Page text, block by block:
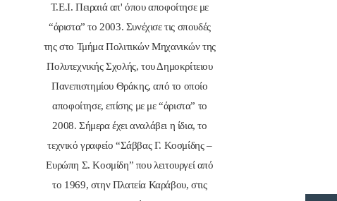
Τ.Ε.Ι. Πειραιά απ' όπου αποφοίτησε με
“άριστα” το 2003. Συνέχισε τις σπουδές
της στο Τμήμα Πολιτικών Μηχανικών της
Πολυτεχνικής Σχολής, του Δημοκρίτειου
Πανεπιστημίου Θράκης, από το οποίο
αποφοίτησε, επίσης με με “άριστα” το
2008. Σήμερα έχει αναλάβει η ίδια, το
τεχνικό γραφείο “Σάββας Γ. Κοσμίδης –
Ευρώπη Σ. Κοσμίδη” που λειτουργεί από
το 1969, στην Πλατεία Καράβου, στις